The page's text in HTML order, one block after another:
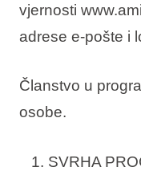
vjernosti
adrese e-pošte i
Članstvo u
osobe.
SVRHA